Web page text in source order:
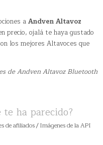
aAndven Altavoz
precio, ojalá te haya gustado
los mejores Altavoces que
de Andven Altavoz Bluetooth
te ha parecido?
afiliados / Imágenes de la API